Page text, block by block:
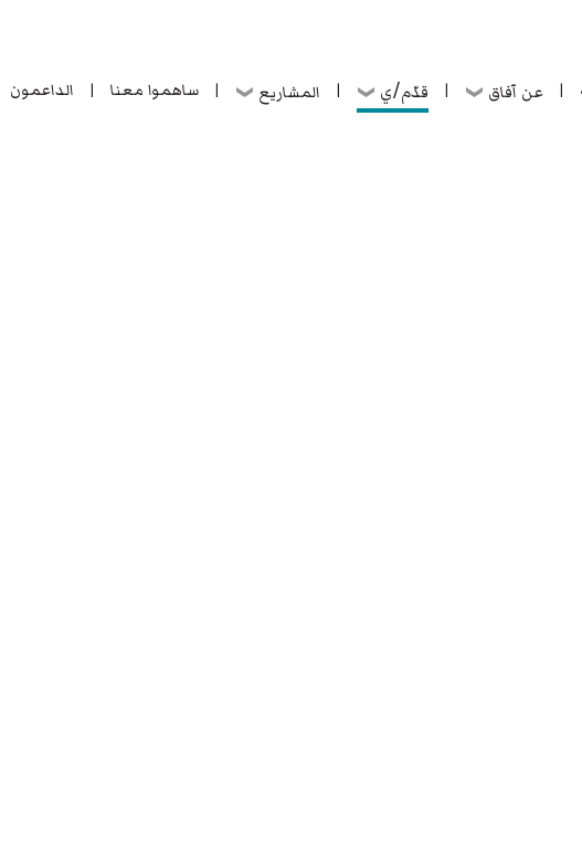
| عن آفاق | قدّم/ي | المشاريع | ساهموا معنا | الداعمون